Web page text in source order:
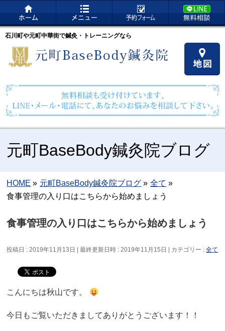
石川町や元町中華街で鍼灸・トレーニングなら
元町BaseBody鍼灸院ブログ
HOME » 元町BaseBody鍼灸院ブログ » 全て »
食事管理の入り口はこちらから始めましょう
食事管理の入り口はこちらから始めましょう
投稿日 : 2019年11月13日 最終更新日時 : 2019年11月15日 カテゴリー :全て
こんにちは秋山です。
今日もご覧いただきましてありがとうございます！！